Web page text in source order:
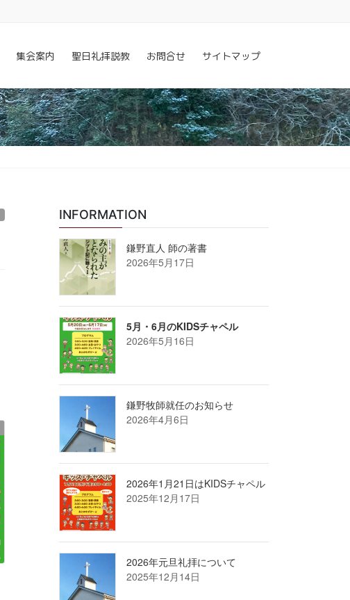
集会案内 聖日礼拝説教 お問合せ サイトマップ
INFORMATION
鎌野直人 師の著書
2026年5月17日
5月・6月のKIDSチャペル
2026年5月16日
鎌野牧師就任のお知らせ
2026年4月6日
2026年1月21日はKIDSチャペル
2025年12月17日
2026年元旦礼拝について
2025年12月14日